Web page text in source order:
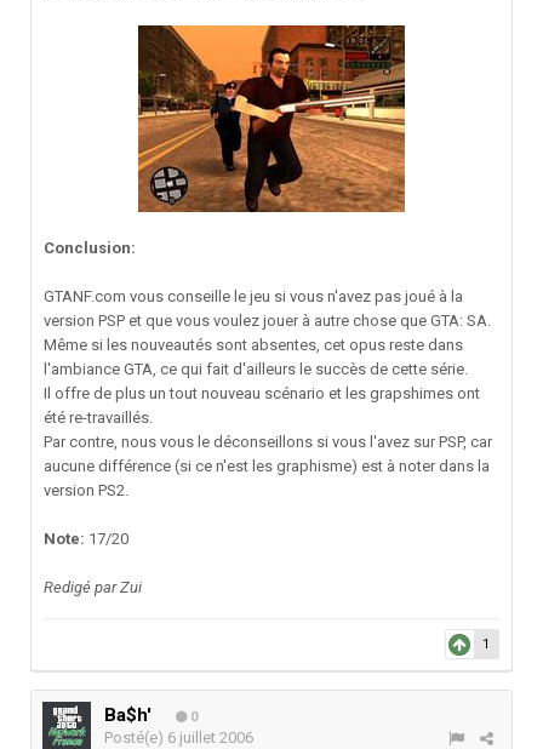
Conclusion:
GTANF.com vous conseille le jeu si vous n'avez pas joué à la
version PSP et que vous voulez jouer à autre chose que GTA: SA.
Même si les nouveautés sont absentes, cet opus reste dans
l'ambiance GTA, ce qui fait d'ailleurs le succès de cette série.
Il offre de plus un tout nouveau scénario et les grapshimes ont
été re-travaillés.
Par contre, nous vous le déconseillons si vous l'avez sur PSP, car
aucune différence (si ce n'est les graphisme) est à noter dans la
version PS2.
Note: 17/20
Redigé par Zui
1
Ba$h' 0
Posté(e) 6 juillet 2006